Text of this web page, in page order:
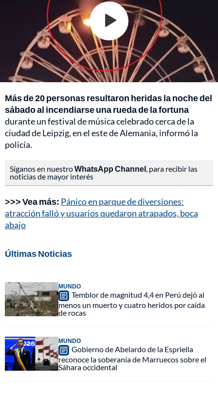
Más de 20 personas resultaron heridas la noche del
sábado al incendiarse una rueda de la fortuna
durante un festival de música celebrado cerca de la
ciudad de Leipzig, en el este de Alemania, informó la
policía.
Síganos en nuestroWhatsApp Channel , para recibir las
noticias de mayor interés
>>> Vea más: Pánico en parque de diversiones:
atracción falló y usuarios quedaron atrapados, boca
abajo
Últimas Noticias
MUNDO
Temblor de magnitud 4,4 en Perú dejó al
menos un muerto y cuatro heridos por caída
de rocas
MUNDO
Gobierno de Abelardo de la Espriella
reconoce la soberanía de Marruecos sobre el
Sáhara occidental